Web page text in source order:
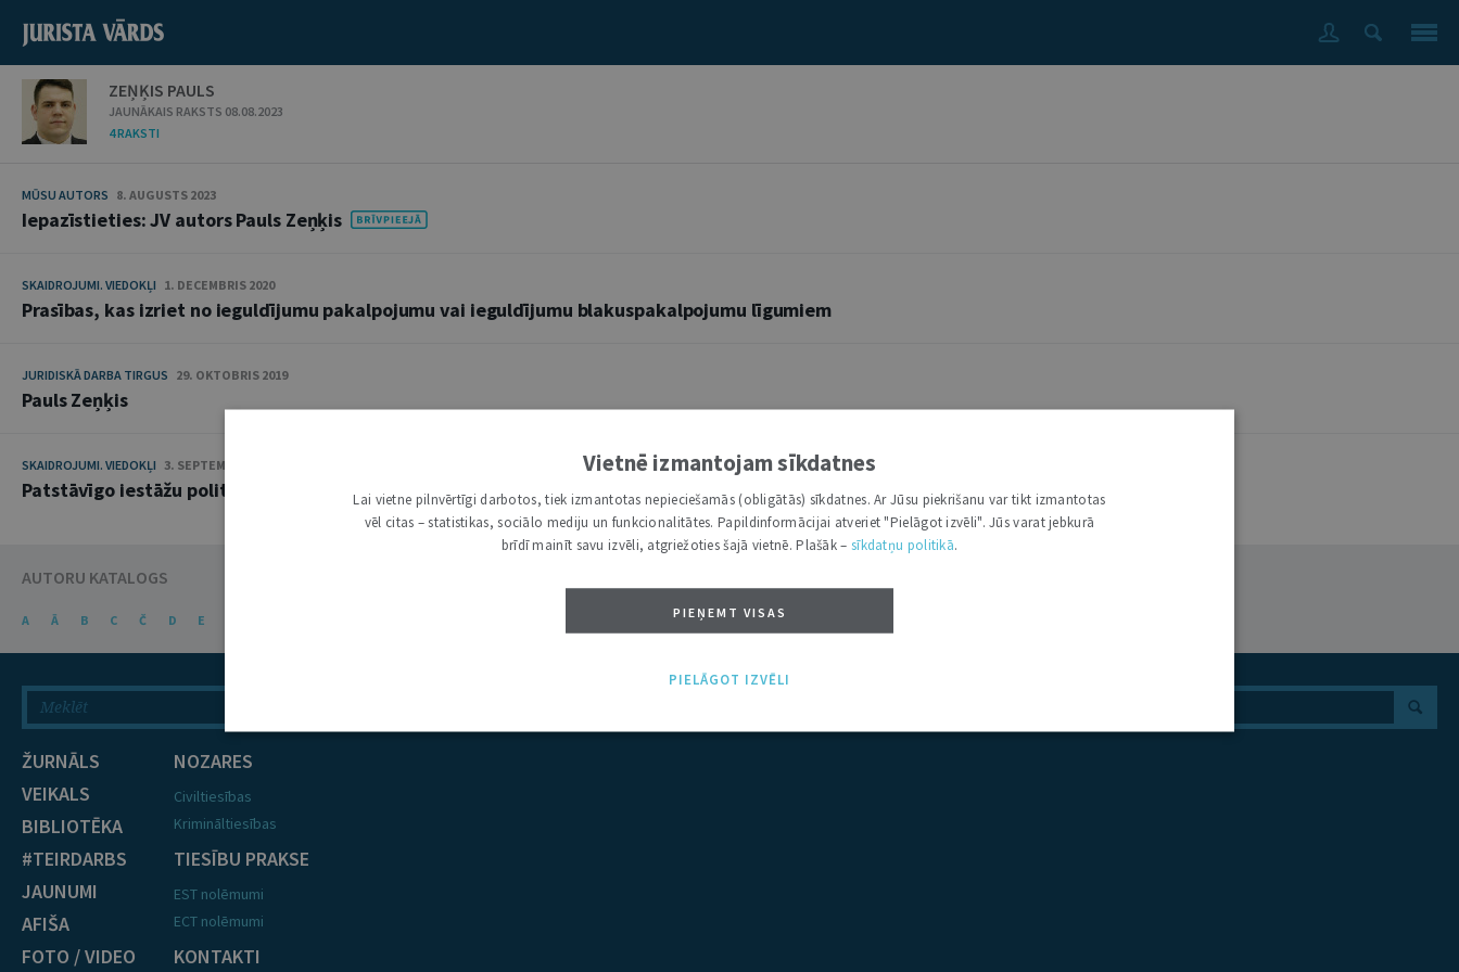
ZEŅĶIS PAULS
JAUNĀKAIS RAKSTS 08.08.2023
4 RAKSTI
MŪSU AUTORS 8. AUGUSTS 2023
Iepazīstieties: JV autors Pauls Zeņķis
SKAIDROJUMI. VIEDOKĻI 1. DECEMBRIS 2020
Prasības, kas izriet no ieguldījumu pakalpojumu vai ieguldījumu blakuspakalpojumu līgumiem
JURIDISKĀ DARBA TIRGUS 29. OKTOBRIS 2019
Pauls Zeņķis
SKAIDROJUMI. VIEDOKĻI 3. SEPTEMBRIS 2019
Patstāvīgo iestāžu politiskā neietekmējamība
AUTORU KATALOGS
A Ā B C Č D E P R S Š
ŽURNĀLS
VEIKALS
BIBLIOTĒKA
#TEIRDARBS
JAUNUMI
AFIŠA
FOTO / VIDEO
NOZARES
Civiltiesības
Krimināltiesības
TIESĪBU PRAKSE
EST nolēmumi
ECT nolēmumi
KONTAKTI
Vietnē izmantojam sīkdatnes
Lai vietne pilnvērtīgi darbotos, tiek izmantotas nepieciešamās (obligātās) sīkdatnes. Ar Jūsu piekrišanu var tikt izmantotas
vēl citas – statistikas, sociālo mediju un funkcionalitātes. Papildinformācijai atveriet "Pielāgot izvēli". Jūs varat jebkurā
brīdī mainīt savu izvēli, atgriežoties šajā vietnē. Plašāk – sīkdatņu politikā.
PIEŅEMT VISAS
PIELĀGOT IZVĒLI